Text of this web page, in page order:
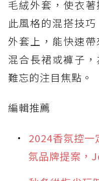
毛絨外套，使衣
此風格的混搭技
外套上，能快速
混合長裙或褲子
難忘的注目焦點。
編輯推薦
2024香氛控一
氛品牌提案，